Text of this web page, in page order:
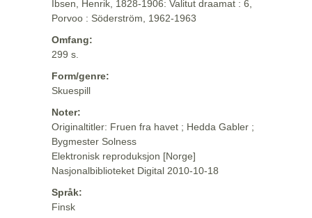
Ibsen, Henrik, 1828-1906: Valitut draamat : 6,
Porvoo : Söderström, 1962-1963
Omfang:
299 s.
Form/genre:
Skuespill
Noter:
Originaltitler: Fruen fra havet ; Hedda Gabler ;
Bygmester Solness
Elektronisk reproduksjon [Norge]
Nasjonalbiblioteket Digital 2010-10-18
Språk:
Finsk